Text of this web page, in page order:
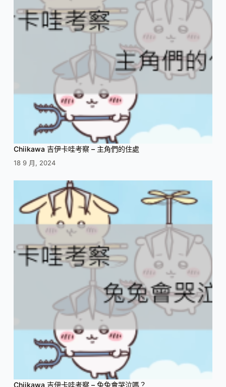
Chiikawa 吉伊卡哇考察 – 主角們的住處
18 9 月, 2024
Chiikawa 吉伊卡哇考察 – 兔兔會哭泣嗎？